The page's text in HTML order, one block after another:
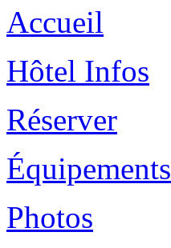
Accueil
Hôtel Infos
Réserver
Équipements
Photos